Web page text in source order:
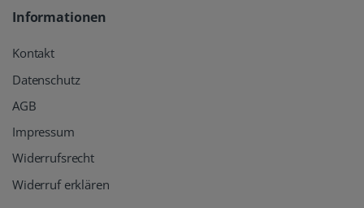
Informationen
Kontakt
Datenschutz
AGB
Impressum
Widerrufsrecht
Widerruf erklären